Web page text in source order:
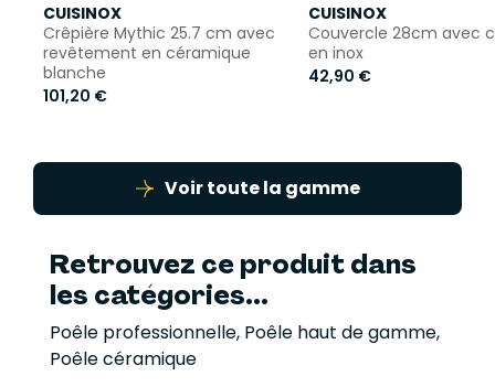
CUISINOX
Crêpière Mythic 25.7 cm avec
revêtement en céramique
blanche
101,20 €
CUISINOX
Couvercle 28cm avec
en inox
42,90 €
Voir toute la gamme
Retrouvez ce produit dans
les catégories...
Poêle professionnelle, Poêle haut de gamme,
Poêle céramique